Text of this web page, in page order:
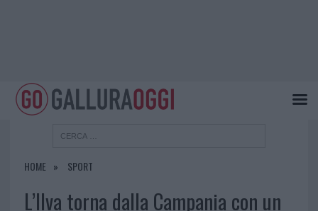
HOME SPORT
L’Ilva torna dalla Campania con un